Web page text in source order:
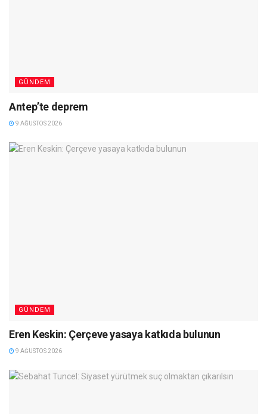
GÜNDEM
Antep’te deprem
9 AĞUSTOS 2026
GÜNDEM
Eren Keskin: Çerçeve yasaya katkıda bulunun
9 AĞUSTOS 2026